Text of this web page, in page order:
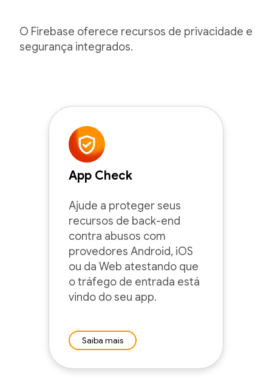
O Firebase oferece recursos de privacidade e
segurança integrados.
App Check
Ajude a proteger seus
recursos de back-end
contra abusos com
provedores Android, iOS
ou da Web atestando que
o tráfego de entrada está
vindo do seu app.
Saiba mais